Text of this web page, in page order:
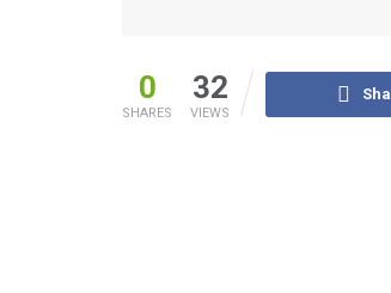
0
SHARES
32
VIEWS